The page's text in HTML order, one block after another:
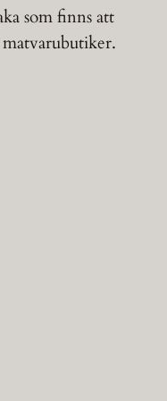
som finns att